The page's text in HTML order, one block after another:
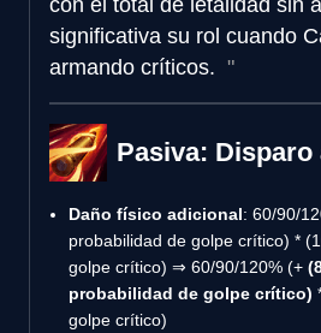
significativa su rol cuando
armando críticos.
Pasiva: Disparo
Daño físico adicional: 60/90/
probabilidad de golpe crítico) *
golpe crítico) ⇒ 60/90/120% (+
probabilidad de golpe crítico)
golpe crítico)